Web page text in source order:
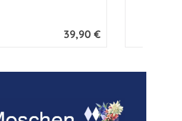
Regulärer Preis:
39,90 €